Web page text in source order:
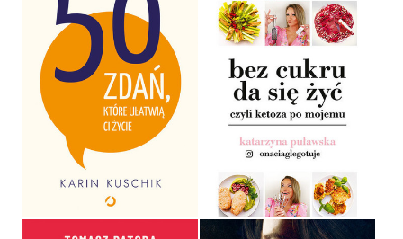
50 ZDAŃ, KTÓRE UŁATWIĄ
CI ŻYCIE
KARIN KUSCHIK
OPRAWA MIĘKKA
49,99 ZŁ
BEZ CUKRU DA SIĘ ŻYĆ,
CZYLI KETOZA PO
MOJEMU
KATARZYNA PUŁAWSKA
OPRAWA MIĘKKA
64,99 ZŁ